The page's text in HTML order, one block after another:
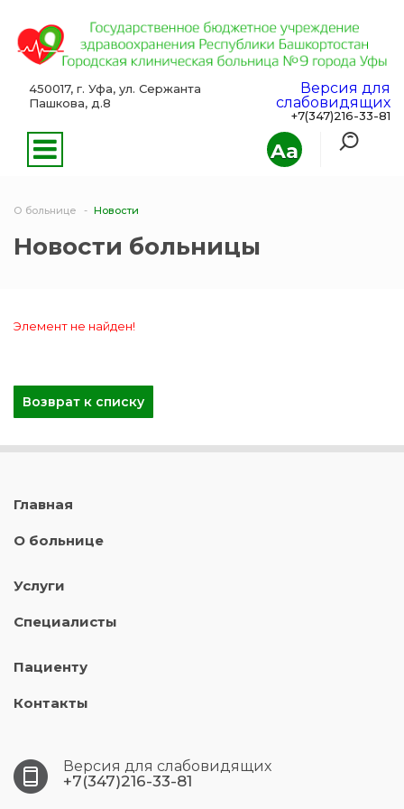
Aa
450017, г. Уфа, ул. Сержанта
Пашкова, д.8
Версия для
слабовидящих
+7(347)216-33-81
О больнице Новости
Новости больницы
Элемент не найден!
Возврат к списку
Главная
О больнице
Услуги
Специалисты
Пациенту
Контакты
Версия для слабовидящих
+7(347)216-33-81